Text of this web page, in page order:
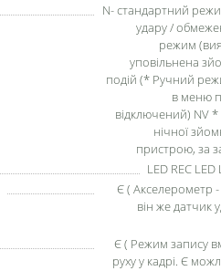
N- стандартний
удару /
режим
уповільнена
подій (* Ручний
в меню
відключений) NV
нічної
пристрою, за
LED REC LED
Є ( Акселерометр
він же датчик
Є ( Режим запису
руху у кадрі. Є